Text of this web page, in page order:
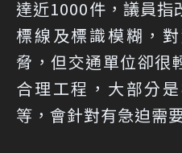
達近1000件，議員指
標線及標識模糊，
脅，但交通單位卻很
合理工程，大部分
等，會針對有急迫需